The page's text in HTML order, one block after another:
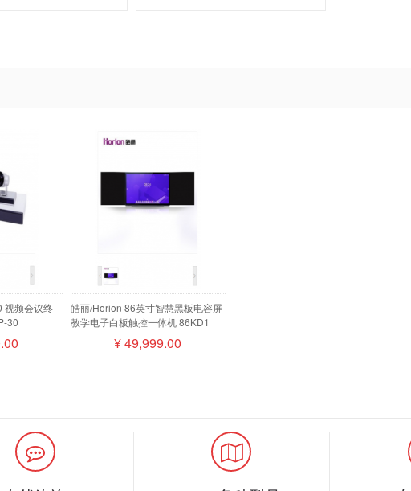
视频会议终
30
全向麦磁
皓丽/Horion 86英寸智慧黑板电容屏
教学电子白板触控一体机 86KD1
¥49,999.00